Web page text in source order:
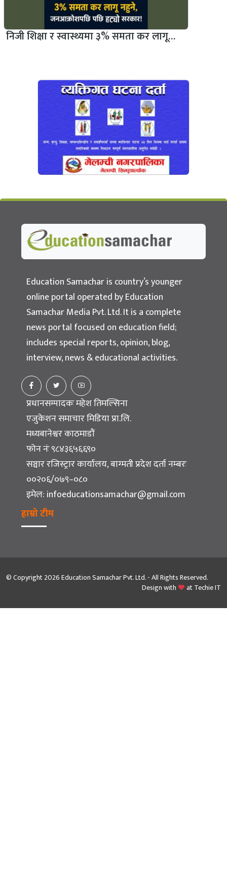
निजी शिक्षा र स्वास्थ्यमा ३% समता कर लागू…
Education Samachar
Nepal's No.1 Educational News Portal
Education Samachar is country’s younger
online portal operated by Education
Samachar Media Pvt. Ltd. It is a complete
news portal focused on education field;
includes special reports, opinion, blog,
interview, news & educational activities.
प्रधानसम्पादकः महेश तिमल्सिना
एजुकेशन समाचार मिडिया प्रा.लि.
मध्यबानेश्वर काठमाडौं
फोन नंः ९८४३६५६६९०
सञ्चार रजिस्ट्रार कार्यालय, बाग्मती प्रदेश दर्ता नम्बरः
००२०६/०७९–०८०
इमेल: infoeducationsamachar@gmail.com
हाम्रो टीम
© Copyright 2026 Education Samachar Pvt. Ltd. - All Rights Reserved.
Design with
atTechie IT